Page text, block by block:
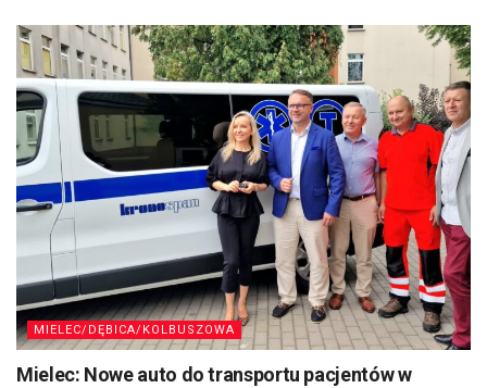
MIELEC/DĘBICA/KOLBUSZOWA
Mielec: Nowe auto do transportu pacjentów w